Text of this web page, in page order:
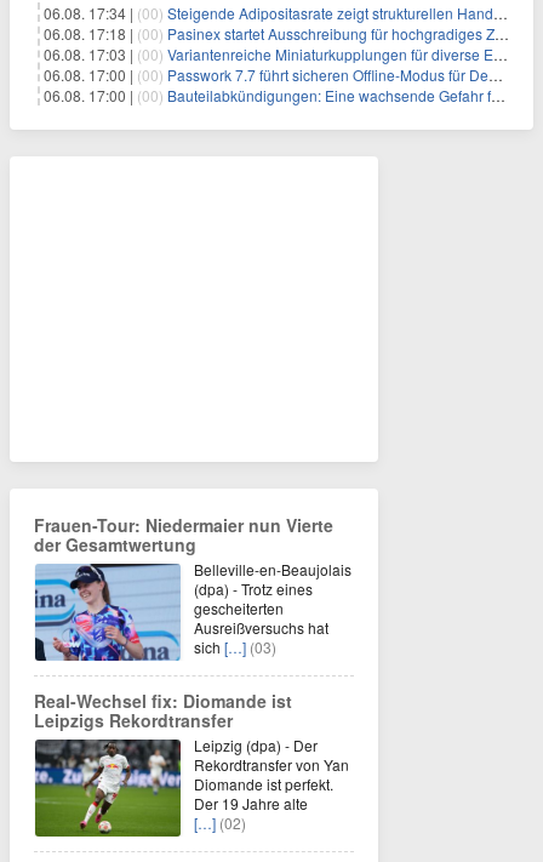
06.08. 17:34 | (00) Steigende Adipositasrate zeigt strukturellen Handlungsbedarf bei der Ernährung schulpflichtiger Kinder
06.08. 17:18 | (00) Pasinex startet Ausschreibung für hochgradiges Zinksulfidkonzentrat mit Germanium- und Silbergehalten und stellt ein Betriebsupdate bereit
06.08. 17:03 | (00) Variantenreiche Miniaturkupplungen für diverse Einsatzbereiche
06.08. 17:00 | (00) Passwork 7.7 führt sicheren Offline-Modus für Desktop- und Mobile-Apps ein
06.08. 17:00 | (00) Bauteilabkündigungen: Eine wachsende Gefahr für industrielle Elektroniksysteme
Frauen-Tour: Niedermaier nun Vierte
der Gesamtwertung
Belleville-en-Beaujolais
(dpa) - Trotz eines
gescheiterten
Ausreißversuchs hat
sich […] (03)
Real-Wechsel fix: Diomande ist
Leipzigs Rekordtransfer
Leipzig (dpa) - Der
Rekordtransfer von Yan
Diomande ist perfekt.
Der 19 Jahre alte
[…] (02)